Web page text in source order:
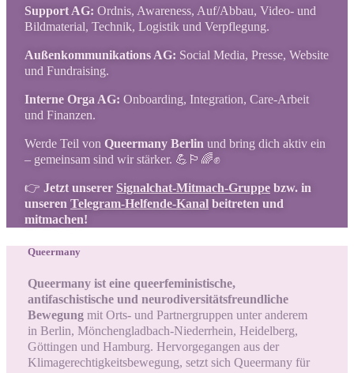
Support AG: Ordnis, Awareness, Auf/Abbau, Video- und
Bildmaterial, Technik, Logistik und Verpflegung.
Außenkommunikations AG: Social Media, Presse, Website
und Fundraising.
Interne Orga AG: Onboarding, Integration, Care-Arbeit
und Finanzen.
Werde Teil von Queermany Berlin und bring dich aktiv ein
– gemeinsam sind wir stärker. 💪🏳️‍🌈✊
👉 Jetzt unserer Signalchat-Mitmach-Gruppe bzw. in
unseren Telegram-Helfende-Kanal beitreten und
mitmachen!
Queermany
Queermany ist eine queerfeministische,
antifaschistische und neurodiversitätsfreundliche
Bewegung mit Orts- und Partnergruppen unter anderem
in Berlin, Mönchengladbach-Niederrhein, Heidelberg,
Göttingen und Hamburg. Hervorgegangen aus der
Klimagerechtigkeitsbewegung, setzt sich Queermany für